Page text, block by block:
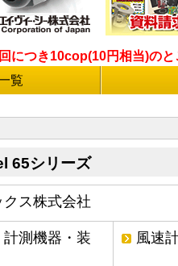
つき10cop(10円相当)の
覧
65シリーズ
クス株式会社
測機器・装
風速